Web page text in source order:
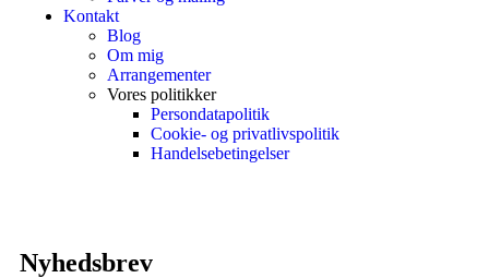
Kontakt
Blog
Om mig
Arrangementer
Vores politikker
Persondatapolitik
Cookie- og privatlivspolitik
Handelsebetingelser
Nyhedsbrev